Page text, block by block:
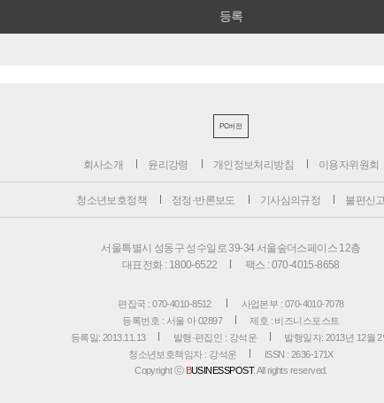
PC버전
회사소개 윤리강령 개인정보처리방침 이용자위원회
청소년보호정책 정정·반론보도 기사심의규정 불편신고
서울특별시 성동구 성수일로 39-34 서울숲더스페이스 12층
대표전화 : 1800-6522
팩스 : 070-4015-8658
편집국 : 070-4010-8512
사업본부 : 070-4010-7078
등록번호 : 서울 아 02897
제호 : 비즈니스포스트
등록일: 2013.11.13
발행·편집인 : 강석운
발행일자: 2013년 12월 2
청소년보호책임자 : 강석운
ISSN : 2636-171X
Copyright ⓒ BUSINESSPOST. All rights reserved.